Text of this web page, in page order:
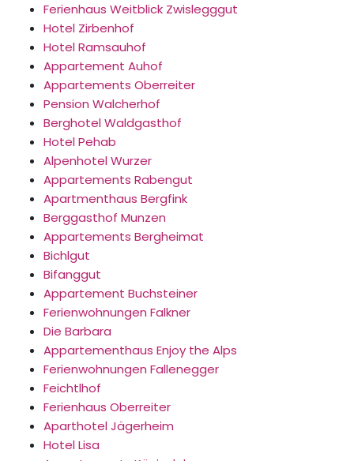
Ferienhaus Weitblick Zwislegggut
Hotel Zirbenhof
Hotel Ramsauhof
Appartement Auhof
Appartements Oberreiter
Pension Walcherhof
Berghotel Waldgasthof
Hotel Pehab
Alpenhotel Wurzer
Appartements Rabengut
Apartmenthaus Bergfink
Berggasthof Munzen
Appartements Bergheimat
Bichlgut
Bifanggut
Appartement Buchsteiner
Ferienwohnungen Falkner
Die Barbara
Appartementhaus Enjoy the Alps
Ferienwohnungen Fallenegger
Feichtlhof
Ferienhaus Oberreiter
Aparthotel Jägerheim
Hotel Lisa